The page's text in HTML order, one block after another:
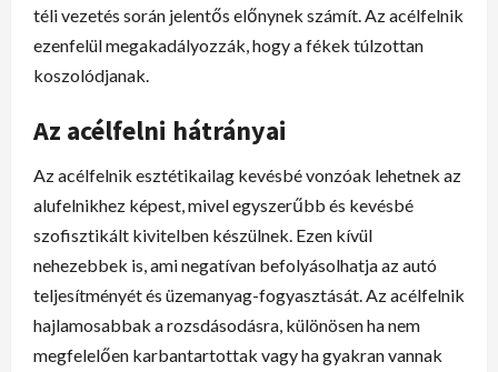
téli vezetés során jelentős előnynek számít. Az acélfelnik
ezenfelül megakadályozzák, hogy a fékek túlzottan
koszolódjanak.
Az acélfelni hátrányai
Az acélfelnik esztétikailag kevésbé vonzóak lehetnek az
alufelnikhez képest, mivel egyszerűbb és kevésbé
szofisztikált kivitelben készülnek. Ezen kívül
nehezebbek is, ami negatívan befolyásolhatja az autó
teljesítményét és üzemanyag-fogyasztását. Az acélfelnik
hajlamosabbak a rozsdásodásra, különösen ha nem
megfelelően karbantartottak vagy ha gyakran vannak